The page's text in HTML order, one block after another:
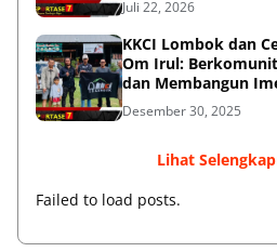
Juli 22, 2026
KKCI Lombok dan
Om Irul:
dan Membangun
Desember 30, 2025
Lihat
Failed to load posts.